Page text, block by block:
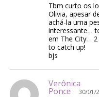
Tbm curto os
Olivia, apesar
achá-la uma
interessante…
em The City…
to catch up!
bjs
Verônica
Ponce 30/01/